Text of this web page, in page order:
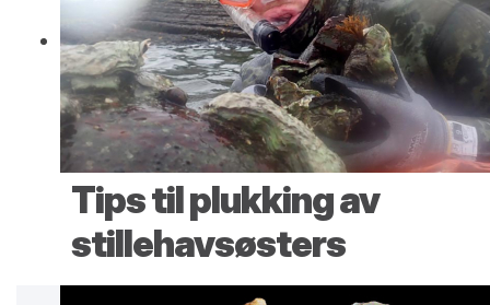
Tips til plukking av
stillehavsøsters